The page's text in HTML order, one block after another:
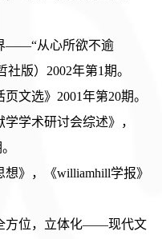
——“从心所欲不逾
社版）2002年第1期。
文选》2001年第20期。
学术研讨会综述》，
。
》，《williamhill学报》
方位，立体化——现代文